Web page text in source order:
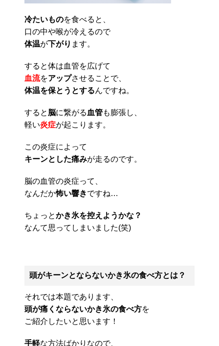
冷たいものを食べると、
口の中や喉が冷えるので
体温が下がり ます。
すると体は血管を広げて
血流をアップさせることで、
体温を保とうとするんですね。
すると 脳に繋がる 血管も膨張し、
軽い炎症が起こります。
この炎症によって
キーンとした痛みが走るのです。
脳の血管の炎症って、
なんだか怖い響きですね…
ちょっとかき氷を控えようかな？
なんて思ってしまいました(笑)
頭がキーンとならないかき氷の食べ方とは？
それでは本題であります、
頭が痛くならないかき氷の食べ方を
ご紹介したいと思います！
手軽な方法ばかりなので、